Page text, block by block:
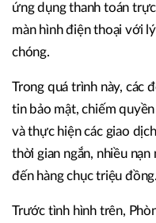
ứng dụng thanh toán
màn hình điện thoại với
chóng.
Trong quá trình này, các
tin bảo mật, chiếm
và thực hiện các giao
thời gian ngắn, nhiều
đến hàng chục triệu đồng.
Trước tình hình trên,